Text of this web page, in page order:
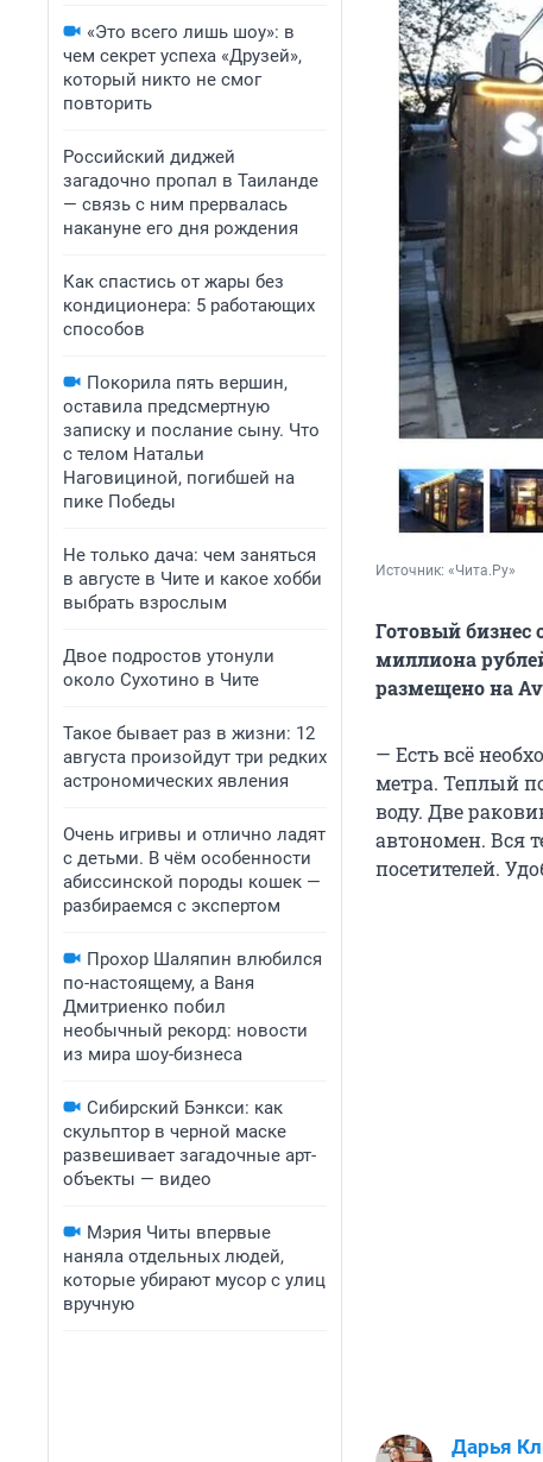
«Это всего лишь шоу»: в
чем секрет успеха «Друзей»,
который никто не смог
повторить
Российский диджей
загадочно пропал в Таиланде
— связь с ним прервалась
накануне его дня рождения
Как спастись от жары без
кондиционера: 5 работающих
способов
Покорила пять вершин,
оставила предсмертную
записку и послание сыну. Что
с телом Натальи
Наговициной, погибшей на
пике Победы
Не только дача: чем заняться
в августе в Чите и какое хобби
выбрать взрослым
Двое подростов утонули
около Сухотино в Чите
Такое бывает раз в жизни: 12
августа произойдут три редких
астрономических явления
Очень игривы и отлично ладят
с детьми. В чём особенности
абиссинской породы кошек —
разбираемся с экспертом
Прохор Шаляпин влюбился
по-настоящему, а Ваня
Дмитриенко побил
необычный рекорд: новости
из мира шоу-бизнеса
Сибирский Бэнкси: как
скульптор в черной маске
развешивает загадочные арт-
объекты — видео
Мэрия Читы впервые
наняла отдельных людей,
которые убирают мусор с улиц
вручную
Источник: «Чита.Ру»
Готовый бизнес
миллиона
размещено на
— Есть всё
метра. Теплый
воду. Две
автономен. Вся
посетителей.
Дарья